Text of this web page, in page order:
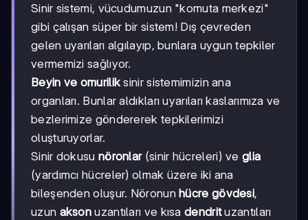
Sinir sistemi, vücudumuzun "komuta merkezi"
gibi çalışan süper bir sistem! Dış çevreden
gelen uyarıları algılayıp, bunlara uygun tepkiler
vermemizi sağlıyor.
Beyin ve omurilik sinir sistemimizin ana
organları. Bunlar aldıkları uyarıları kaslarımıza ve
bezlerimize göndererek tepkilerimizi
oluşturuyorlar.
Sinir dokusu nöronlar(sinir hücreleri) ve glia
(yardımcı hücreler) olmak üzere iki ana
bileşenden oluşur. Nöronunhücre gövdesi,
uzun akson uzantıları ve kısa dendrituzantıları